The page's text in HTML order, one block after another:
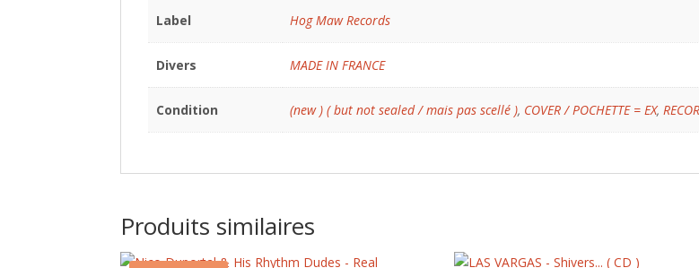
Label Hog Maw Records
Divers MADE IN FRANCE
Condition (new ) ( but not sealed / mais pas scellé ), COVER / POCHETTE = EX,
Produits similaires